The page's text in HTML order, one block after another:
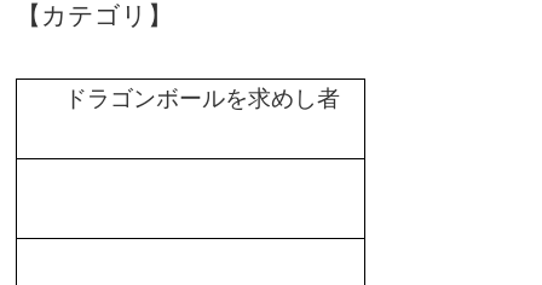
【カテゴリ】
ドラゴンボールを求めし者